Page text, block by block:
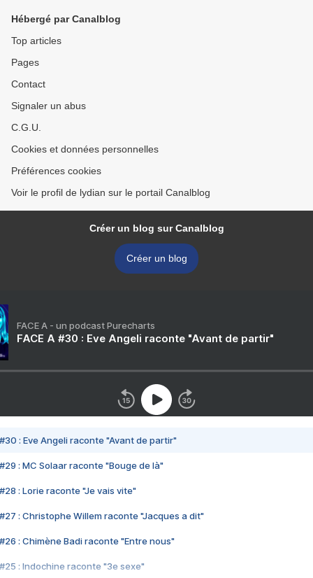
Hébergé par Canalblog
Top articles
Pages
Contact
Signaler un abus
C.G.U.
Cookies et données personnelles
Préférences cookies
Voir le profil de lydian sur le portail Canalblog
Créer un blog sur Canalblog
Créer un blog
FACE A - un podcast Purecharts
FACE A #30 : Eve Angeli raconte "Avant de partir"
#30 : Eve Angeli raconte "Avant de partir"
#29 : MC Solaar raconte "Bouge de là"
#28 : Lorie raconte "Je vais vite"
#27 : Christophe Willem raconte "Jacques a dit"
#26 : Chimène Badi raconte "Entre nous"
#25 : Indochine raconte "3e sexe"